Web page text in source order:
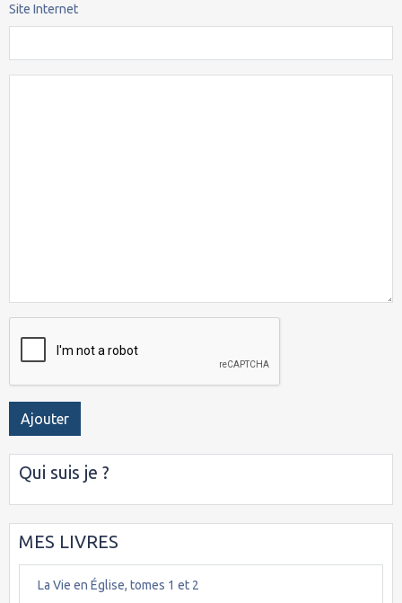
Site Internet
Ajouter
Qui suis je ?
MES LIVRES
La Vie en Église, tomes 1 et 2